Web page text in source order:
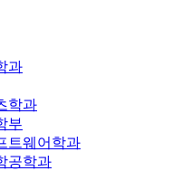
과
학과
부
트웨어학과
공학과